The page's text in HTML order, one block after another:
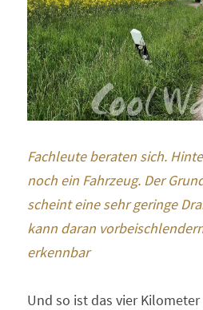
Fachleute beraten sich.
noch ein Fahrzeug. Der
scheint eine sehr geringe
kann daran
erkennbar
Und so ist das vier